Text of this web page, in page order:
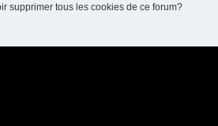
supprimer tous les cookies de ce forum?